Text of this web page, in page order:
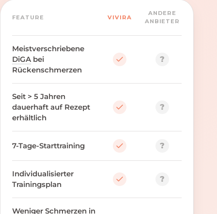
FEATURE VIVIRA
ANDERE
ANBIETER
Meistverschriebene
DiGA bei
Rückenschmerzen
?
Seit > 5 Jahren
dauerhaft auf Rezept
erhältlich
?
7-Tage-Starttraining ?
Individualisierter
Trainingsplan
?
Weniger Schmerzen in